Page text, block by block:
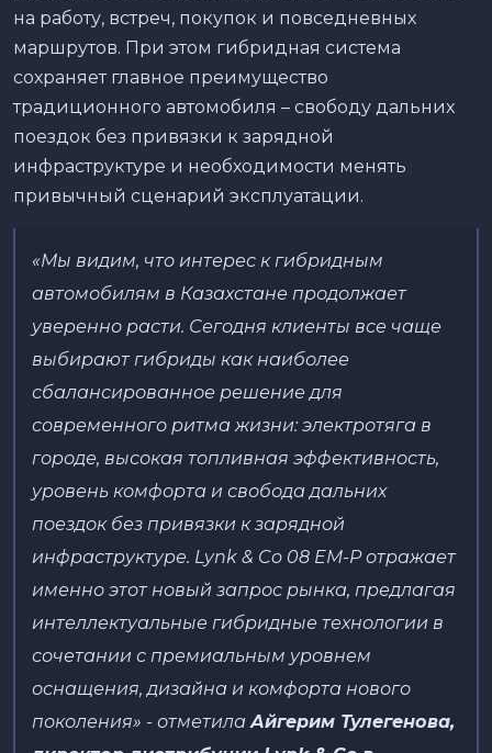
на работу, встреч, покупок и повседневных
маршрутов. При этом гибридная система
сохраняет главное преимущество
традиционного автомобиля – свободу дальних
поездок без привязки к зарядной
инфраструктуре и необходимости менять
привычный сценарий эксплуатации.
«Мы видим, что интерес к гибридным
автомобилям в Казахстане продолжает
уверенно расти. Сегодня клиенты все чаще
выбирают гибриды как наиболее
сбалансированное решение для
современного ритма жизни: электротяга в
городе, высокая топливная эффективность,
уровень комфорта и свобода дальних
поездок без привязки к зарядной
инфраструктуре. Lynk & Co 08 EM-P отражает
именно этот новый запрос рынка, предлагая
интеллектуальные гибридные технологии в
сочетании с премиальным уровнем
оснащения, дизайна и комфорта нового
поколения» - отметилаАйгерим Тулегенова,